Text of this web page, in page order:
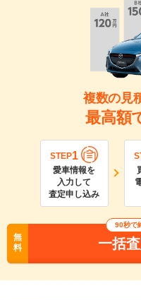
複数の見
最高額
STEP1
愛車情報を
入力して
査定申し込み
無
料
90秒で
一括